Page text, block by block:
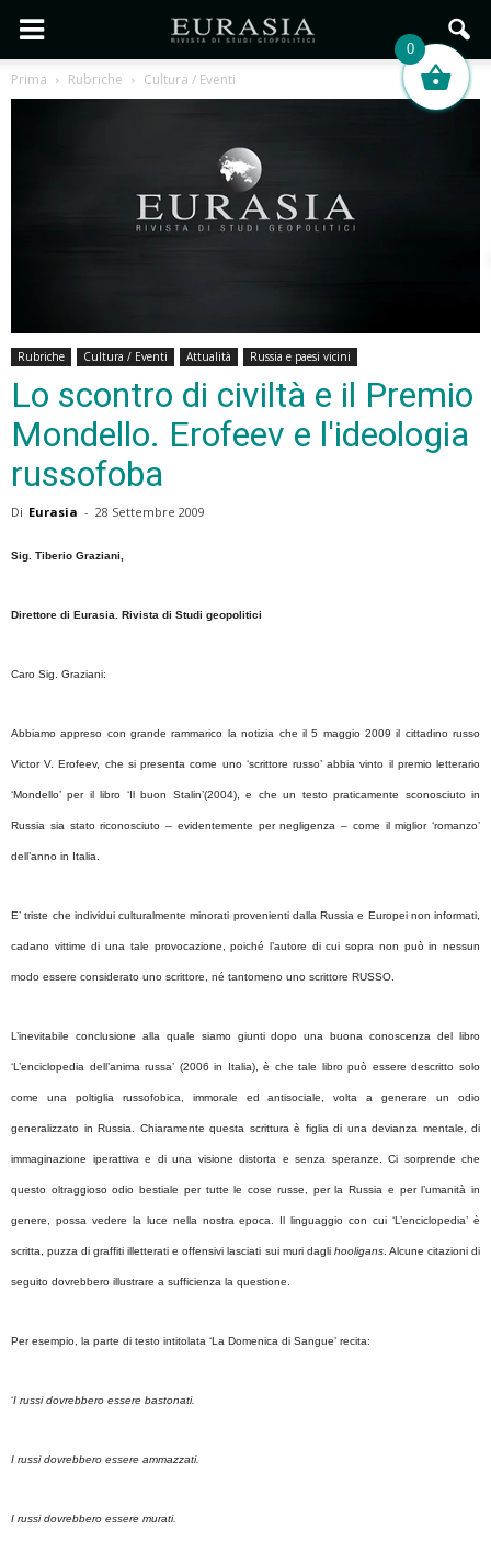
Prima Rubriche Cultura / Eventi
Rubriche Cultura / Eventi Attualità Russia e paesi vicini
Lo scontro di civiltà e il Premio
Mondello. Erofeev e l'ideologia
russofoba
Di Eurasia - 28 Settembre 2009
Sig. Tiberio Graziani,
Direttore di Eurasia. Rivista di Studi geopolitici
Caro Sig. Graziani:
Abbiamo appreso con grande rammarico la notizia che il 5 maggio 2009 il cittadino russo
Victor V. Erofeev, che si presenta come uno ‘scrittore russo’ abbia vinto il premio letterario
‘Mondello’ per il libro ‘Il buon Stalin’(2004), e che un testo praticamente sconosciuto in
Russia sia stato riconosciuto – evidentemente per negligenza – come il miglior ‘romanzo’
dell’anno in Italia.
E’ triste che individui culturalmente minorati provenienti dalla Russia e Europei non informati,
cadano vittime di una tale provocazione, poiché l’autore di cui sopra non può in nessun
modo essere considerato uno scrittore, né tantomeno uno scrittore RUSSO.
L’inevitabile conclusione alla quale siamo giunti dopo una buona conoscenza del libro
‘L’enciclopedia dell’anima russa’ (2006 in Italia), è che tale libro può essere descritto solo
come una poltiglia russofobica, immorale ed antisociale, volta a generare un odio
generalizzato in Russia. Chiaramente questa scrittura è figlia di una devianza mentale, di
immaginazione iperattiva e di una visione distorta e senza speranze. Ci sorprende che
questo oltraggioso odio bestiale per tutte le cose russe, per la Russia e per l’umanità in
genere, possa vedere la luce nella nostra epoca. Il linguaggio con cui ‘L’enciclopedia’ è
scritta, puzza di graffiti illetterati e offensivi lasciati sui muri dagli hooligans. Alcune citazioni di
seguito dovrebbero illustrare a sufficienza la questione.
Per esempio, la parte di testo intitolata ‘La Domenica di Sangue’ recita:
‘I russi dovrebbero essere bastonati.
I russi dovrebbero essere ammazzati.
I russi dovrebbero essere murati.
0